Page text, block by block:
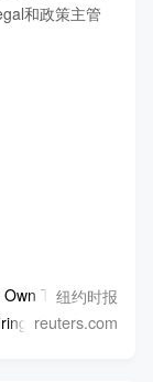
和政策主管
Twitter
纽约时报
declares the
reuters.com